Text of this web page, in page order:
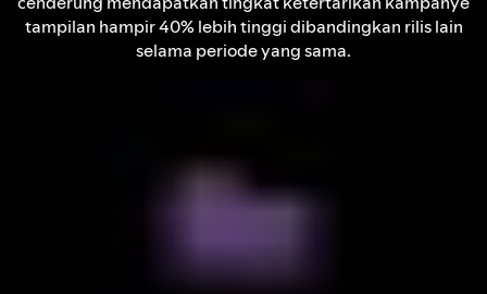
tampilan hampir 40% lebih tinggi dibandingkan rilis lain
selama periode yang sama.